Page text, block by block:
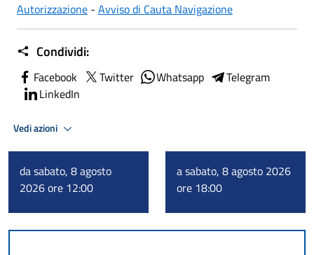
Autorizzazione - Avviso di Cauta Navigazione
Condividi:
Facebook Twitter Whatsapp
Telegram
LinkedIn
Vedi azioni
da sabato, 8 agosto
2026 ore 12:00
a sabato, 8 agosto 2026
ore 18:00